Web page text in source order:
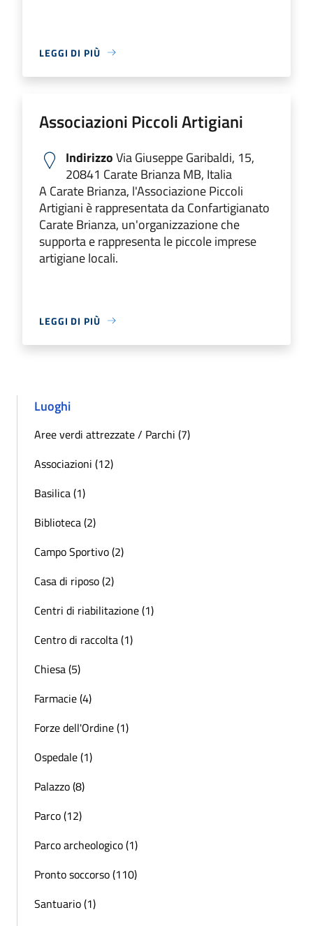
LEGGI DI PIÙ
Associazioni Piccoli Artigiani
IndirizzoVia Giuseppe Garibaldi, 15,
20841 Carate Brianza MB, Italia
A Carate Brianza, l'Associazione Piccoli
Artigiani è rappresentata da Confartigianato
Carate Brianza, un'organizzazione che
supporta e rappresenta le piccole imprese
artigiane locali.
LEGGI DI PIÙ
Luoghi
Aree verdi attrezzate / Parchi (7)
Associazioni (12)
Basilica (1)
Biblioteca (2)
Campo Sportivo (2)
Casa di riposo (2)
Centri di riabilitazione (1)
Centro di raccolta (1)
Chiesa (5)
Farmacie (4)
Forze dell'Ordine (1)
Ospedale (1)
Palazzo (8)
Parco (12)
Parco archeologico (1)
Pronto soccorso (110)
Santuario (1)